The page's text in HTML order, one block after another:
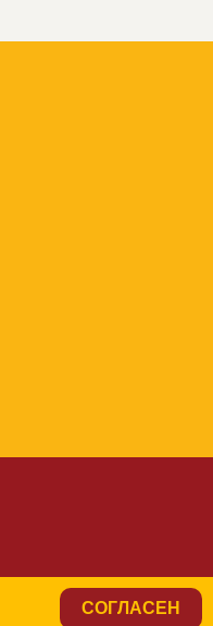
СОГЛАСЕН